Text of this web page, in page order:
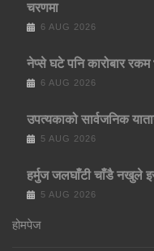
चरणमा
6 AUG 2026
नेप्से घटे पनि कारोबार
6 AUG 2026
उपत्यकाको सार्वजनिक
5 AUG 2026
हर्मुज जलघाँटी चाँडै नखुले
5 AUG 2026
होमपेज